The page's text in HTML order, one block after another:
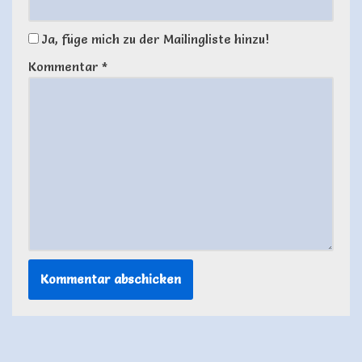
Ja, füge mich zu der Mailingliste hinzu!
Kommentar *